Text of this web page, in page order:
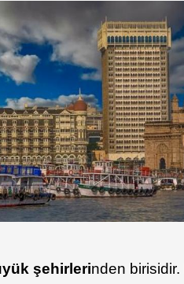
şehirlerinden birisidir.